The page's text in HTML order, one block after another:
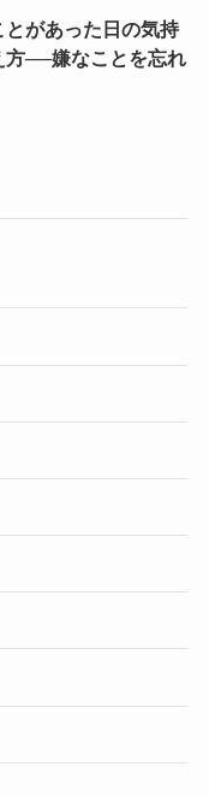
があった日の気持
方──嫌なことを忘れ